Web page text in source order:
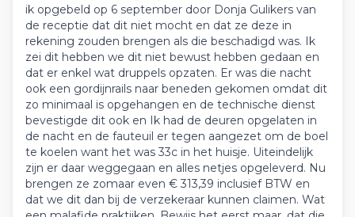
ik opgebeld op 6 september door Donja Gulikers van
de receptie dat dit niet mocht en dat ze deze in
rekening zouden brengen als die beschadigd was. Ik
zei dit hebben we dit niet bewust hebben gedaan en
dat er enkel wat druppels opzaten. Er was die nacht
ook een gordijnrails naar beneden gekomen omdat dit
zo minimaal is opgehangen en de technische dienst
bevestigde dit ook en Ik had de deuren opgelaten in
de nacht en de fauteuil er tegen aangezet om de boel
te koelen want het was 33c in het huisje. Uiteindelijk
zijn er daar weggegaan en alles netjes opgeleverd. Nu
brengen ze zomaar even € 313,39 inclusief BTW en
dat we dit dan bij de verzekeraar kunnen claimen. Wat